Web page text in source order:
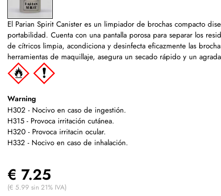
El Parian Spirit Canister es un limpiador de brochas compacto
portabilidad. Cuenta con una pantalla porosa para separar los
de cítricos limpia, acondiciona y desinfecta eficazmente las
herramientas de maquillaje, asegura un secado rápido y un
Warning
H302 - Nocivo en caso de ingestión.
H315 - Provoca irritación cutánea.
H320 - Provoca irritacin ocular.
H332 - Nocivo en caso de inhalación.
€ 7.25
(€ 5.99 sin 21% IVA)